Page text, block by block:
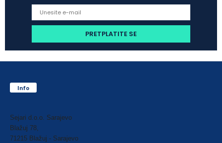
Info
Sejari d.o.o. Sarajevo
Blažuj 78,
71215 Blažuj - Sarajevo